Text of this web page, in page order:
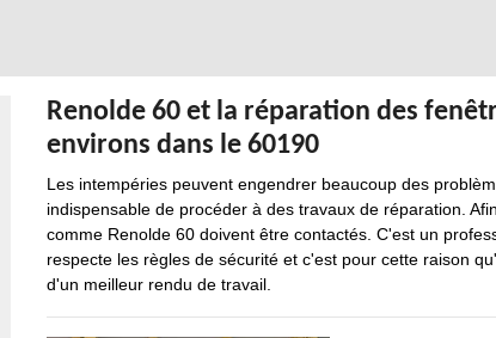
Renolde 60 et la réparation des
environs dans le 60190
Les intempéries peuvent engendrer beaucoup des
indispensable de procéder à des travaux de réparation.
comme Renolde 60 doivent être contactés. C'est un
respecte les règles de sécurité et c'est pour cette raison
d'un meilleur rendu de travail.